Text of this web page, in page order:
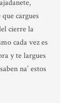
cargues
cierre la
cada vez es
y te largues
na’ estos